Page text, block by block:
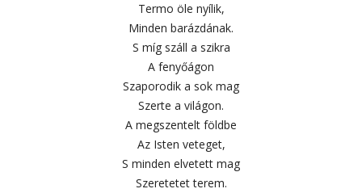
Termo öle nyílik,
Minden barázdának.
S míg száll a szikra
A fenyőágon
Szaporodik a sok mag
Szerte a világon.
A megszentelt földbe
Az Isten veteget,
S minden elvetett mag
Szeretetet terem.